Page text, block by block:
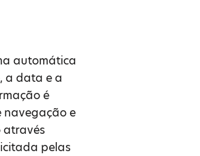
automática
a data e a
é
navegação e
através
pelas